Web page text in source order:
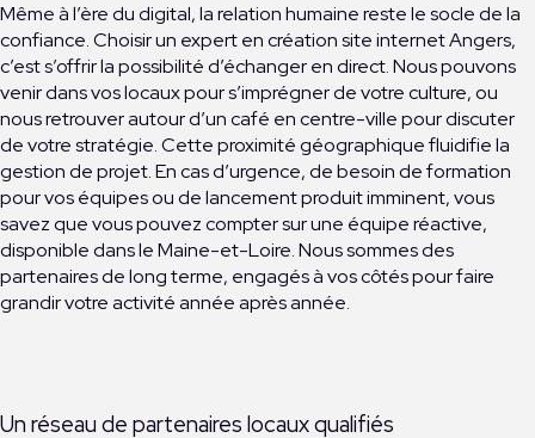
Même à l’ère du digital, la relation humaine reste le socle de la
confiance. Choisir un expert en création site internet Angers,
c’est s’offrir la possibilité d’échanger en direct. Nous pouvons
venir dans vos locaux pour s’imprégner de votre culture, ou
nous retrouver autour d’un café en centre-ville pour discuter
de votre stratégie. Cette proximité géographique fluidifie la
gestion de projet. En cas d’urgence, de besoin de formation
pour vos équipes ou de lancement produit imminent, vous
savez que vous pouvez compter sur une équipe réactive,
disponible dans le Maine-et-Loire. Nous sommes des
partenaires de long terme, engagés à vos côtés pour faire
grandir votre activité année après année.
Un réseau de partenaires locaux qualifiés